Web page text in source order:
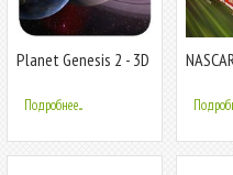
Planet Genesis 2 - 3D
sandbox
Подробнее...